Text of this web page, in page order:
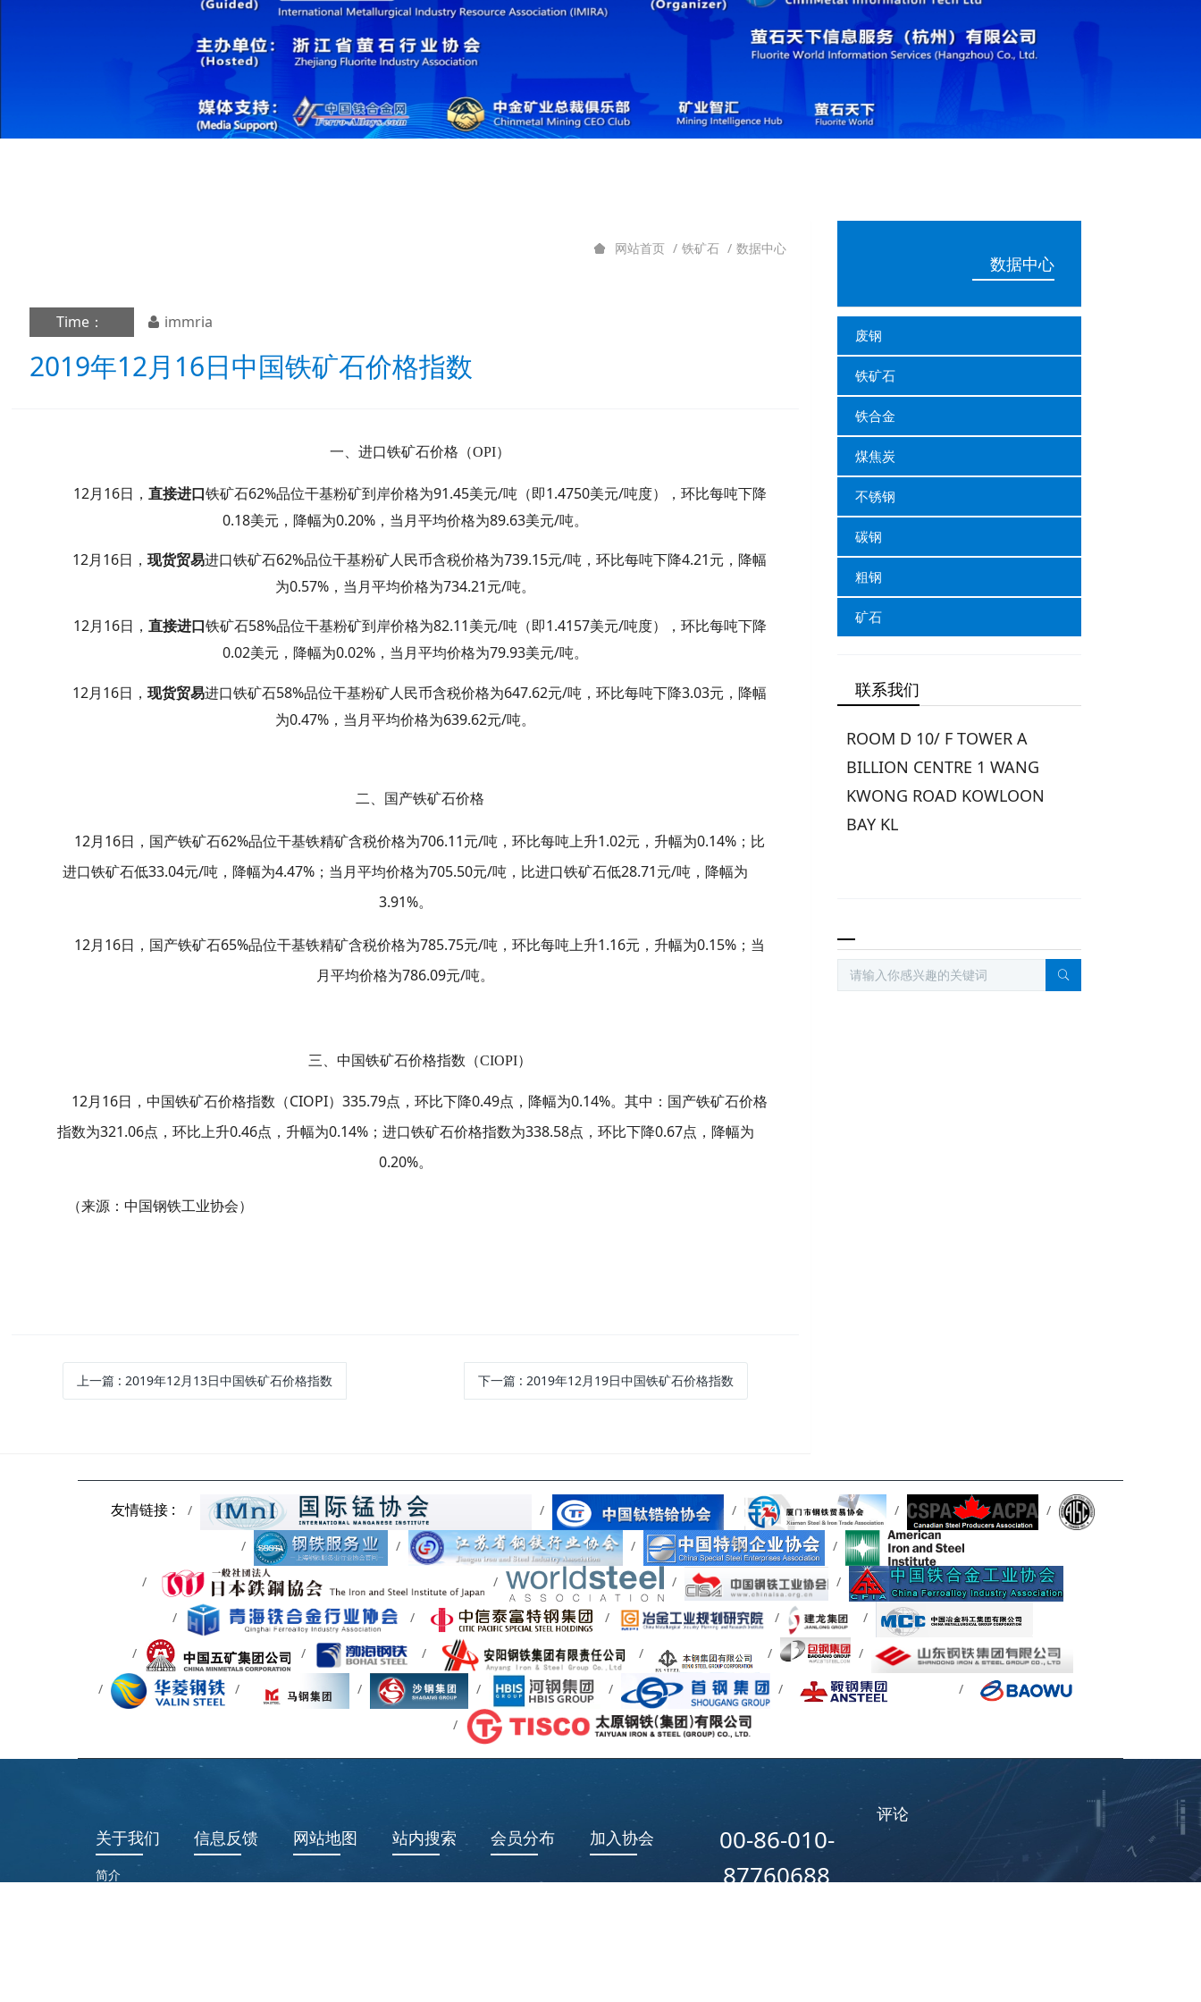
数据中心
铁矿石
网站首页
Time： immria
2019年12月16日中国铁矿石价格指数
一、进口铁矿石价格（OPI）
12 月 16日， 直接进口 铁矿石62%品位干基粉矿到岸价格为91.45美元/吨（即1.4750美元/吨度），环比每吨下降
0.18美元，降幅为0.20% ，当月平均价格为89.63美元/吨。
12月 16日 ，现货贸易进口铁矿石62%品位干基粉矿人民币含税价格为739.15元/吨，环比每吨下降4.21 元，降幅
为0.57% ，当月平均价格为734.21 元/吨。
12 月 16日 ， 直接进口 铁矿石58%品位干基粉矿到岸价格为82.11 美元/吨（即1.4157美元/吨度），环比每吨下降
0.02美元，降幅为0.02% ，当月平均价格为79.93美元/吨。
12月 16日，现货贸易进口铁矿石58%品位干基粉矿人民币含税价格为647.62元/吨，环比每吨下降3.03元，降幅
为0.47% ，当月平均价格为639.62元/吨。
二、国产铁矿石价格
12月 16日，国产铁矿石62%品位干基铁精矿含税价格为706.11 元/吨，环比每吨上升1.02元，升幅为0.14% ；比
进口铁矿石低33.04元/吨，降幅为4.47% ；当月平均价格为705.50元/吨，比进口铁矿石低28.71 元/吨，降幅为
3.91%。
12月 16日，国产铁矿石65%品位干基铁精矿含税价格为785.75元/吨，环比每吨上升1.16元，升幅为0.15% ；当
月平均价格为786.09元/吨。
三、中国铁矿石价格指数（CIOPI）
12月 16日，中国铁矿石价格指数（CIOPI）335.79点，环比下降0.49点，降幅为0.14%。其中：国产铁矿石价格
指数为321.06点，环比上升0.46点，升幅为0.14%；进口铁矿石价格指数为338.58点，环比下降0.67点，降幅为
0.20%。
（来源：中国钢铁工业协会）
上一篇 : 2019年12月13日中国铁矿石价格指数 下一篇 : 2019年12月19日中国铁矿石价格指数
数据中心
废钢
铁矿石
铁合金
煤焦炭
不锈钢
碳钢
粗钢
矿石
联系我们
ROOM D 10/ F TOWER A
BILLION CENTRE 1 WANG
KWONG ROAD KOWLOON
BAY KL
友情链接 :
关于我们
简介
信息反馈 网站地图 站内搜索 会员分布 加入协会
00-86-010-
87760688
评论